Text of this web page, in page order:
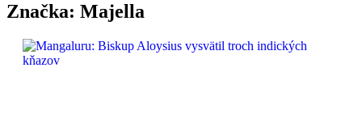
Značka: Majella